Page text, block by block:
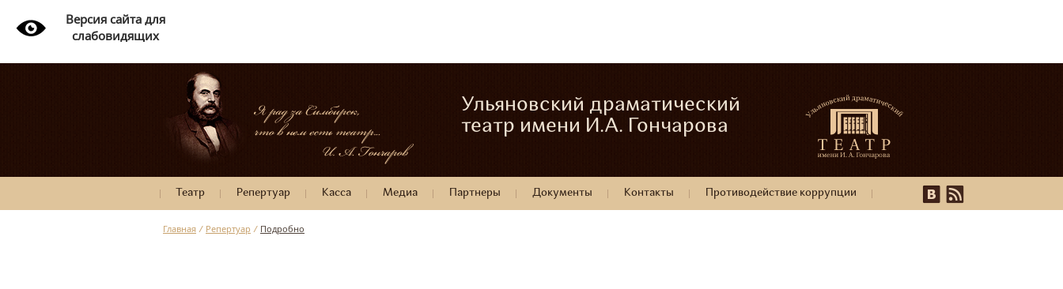
Версия сайта для
слабовидящих
Ульяновский драматический
театр имени И.А. Гончарова
Театр Репертуар Касса Медиа Партнеры Документы Контакты Противодействие коррупции
Главная / Репертуар / Подробно